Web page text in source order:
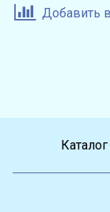
Добавить
Каталог